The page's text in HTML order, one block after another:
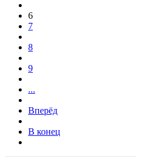
6
7
8
9
...
Вперёд
В конец